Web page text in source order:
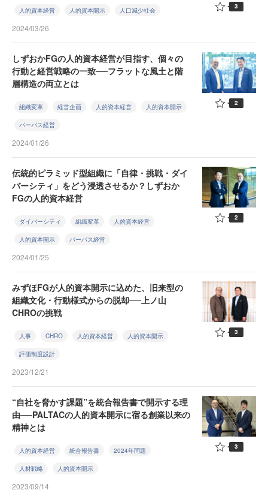
人的資本経営 人的資本開示 人口減少社会
2024/03/26
3
しずおかFGの人的資本経営が目指す、個々の
行動と経営戦略の一致──フラットな風土と階
層構造の両立とは
組織変革 経営企画 人的資本経営 人的資本開示
パーパス経営
2024/01/26
2
伝統的ピラミッド型組織に「自律・挑戦・ダイ
バーシティ」をどう浸透させるか？しずおか
FGの人的資本経営
ダイバーシティ 組織変革 人的資本経営
人的資本開示 パーパス経営
2024/01/25
2
みずほFGが人的資本開示に込めた、旧来型の
組織文化・行動様式からの脱却──上ノ山
CHROの挑戦
人事 CHRO 人的資本経営 人的資本開示
評価制度設計
2023/12/21
3
“自社を脅かす課題”を統合報告書で開示する理
由──PALTACの人的資本開示に宿る創業以来の
精神とは
人的資本経営 統合報告書 2024年問題
人材戦略 人的資本開示
2023/09/14
3